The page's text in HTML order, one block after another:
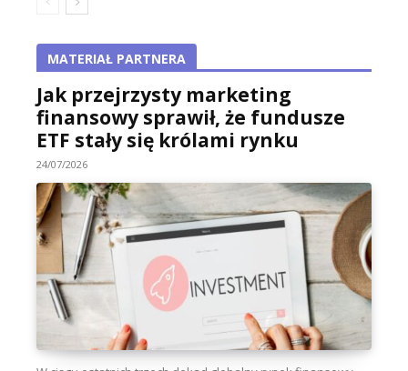
MATERIAŁ PARTNERA
Jak przejrzysty marketing
finansowy sprawił, że fundusze
ETF stały się królami rynku
24/07/2026